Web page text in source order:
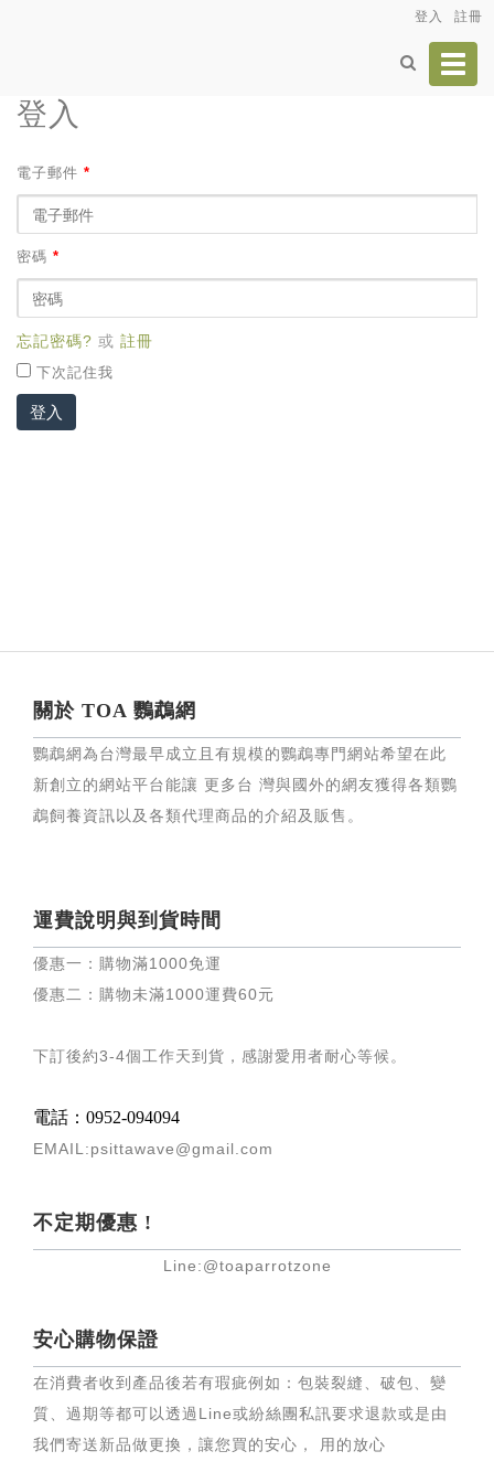
登入 註冊
登入
電子郵件 *
密碼 *
忘記密碼? 或 註冊
下次記住我
登入
關於 TOA 鸚鵡網
鸚鵡網為台灣最早成立且有規模的鸚鵡專門網站希望在此
新創立的網站平台能讓 更多台 灣與國外的網友獲得各類鸚
鵡飼養資訊以及各類代理商品的介紹及販售。
運費說明與到貨時間
優惠一：購物滿1000免運
優惠二：購物未滿1000運費60元
下訂後約3-4個工作天到貨，感謝愛用者耐心等候 。
電話：0952-094094
EMAIL:psittawave@gmail.com
不定期優惠 !
Line:@toaparrotzone
安心購物保證
在消費者收到產品後若有瑕疵例如：包裝裂縫、破包、變
質、過期等都可以透過Line或紛絲團私訊要求退款或是由
我們寄送新品做更換，讓您買的安心， 用的放心